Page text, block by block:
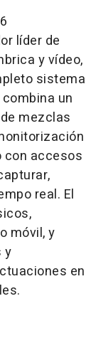
líder de
y vídeo,
sistema
un
mezclas
con accesos
real. El
móvil, y
y
en